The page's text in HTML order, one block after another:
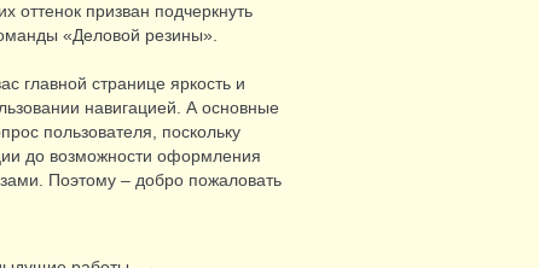
оттенок призван подчеркнуть
«Деловой резины».
главной странице яркость и
навигацией. А основные
пользователя, поскольку
до возможности оформления
Поэтому – добро пожаловать